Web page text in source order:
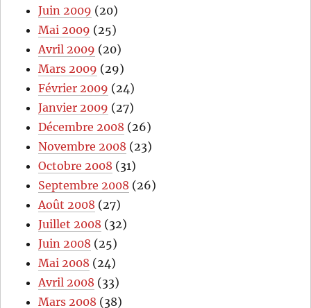
Juin 2009 (20)
Mai 2009 (25)
Avril 2009 (20)
Mars 2009 (29)
Février 2009 (24)
Janvier 2009 (27)
Décembre 2008 (26)
Novembre 2008 (23)
Octobre 2008 (31)
Septembre 2008 (26)
Août 2008 (27)
Juillet 2008 (32)
Juin 2008 (25)
Mai 2008 (24)
Avril 2008 (33)
Mars 2008 (38)